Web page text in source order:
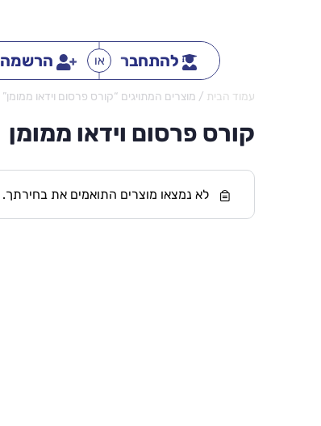
להתחבר או הרשמה
עמוד הבית / מוצרים המתויגים “קורס פרסום וידאו ממומן”
קורס פרסום וידאו ממומן
לא נמצאו מוצרים התואמים את בחירתך.